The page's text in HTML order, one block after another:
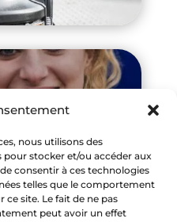
nous utilisons des
pour stocker et/ou accéder aux
consentir à ces technologies
telles que le comportement
ce site. Le fait de ne pas
peut avoir un effet